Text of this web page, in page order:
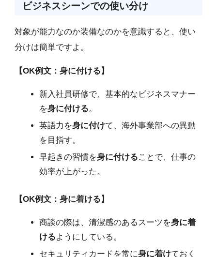
ビジネスシーンでの使い分け
対象が能力なのか装備なのかを意識すると、使い
分けは簡単ですよ。
【OK例文：身に付ける】
新入社員研修で、基本的なビジネスマナー
を身に付ける。
英語力を身に付けて、海外事業部への異動
を目指す。
早起きの習慣を身に付けることで、仕事の
効率が上がった。
【OK例文：身に着ける】
商談の際は、清潔感のあるスーツを身に着
けるようにしている。
セキュリティカードを常に身に着けておく